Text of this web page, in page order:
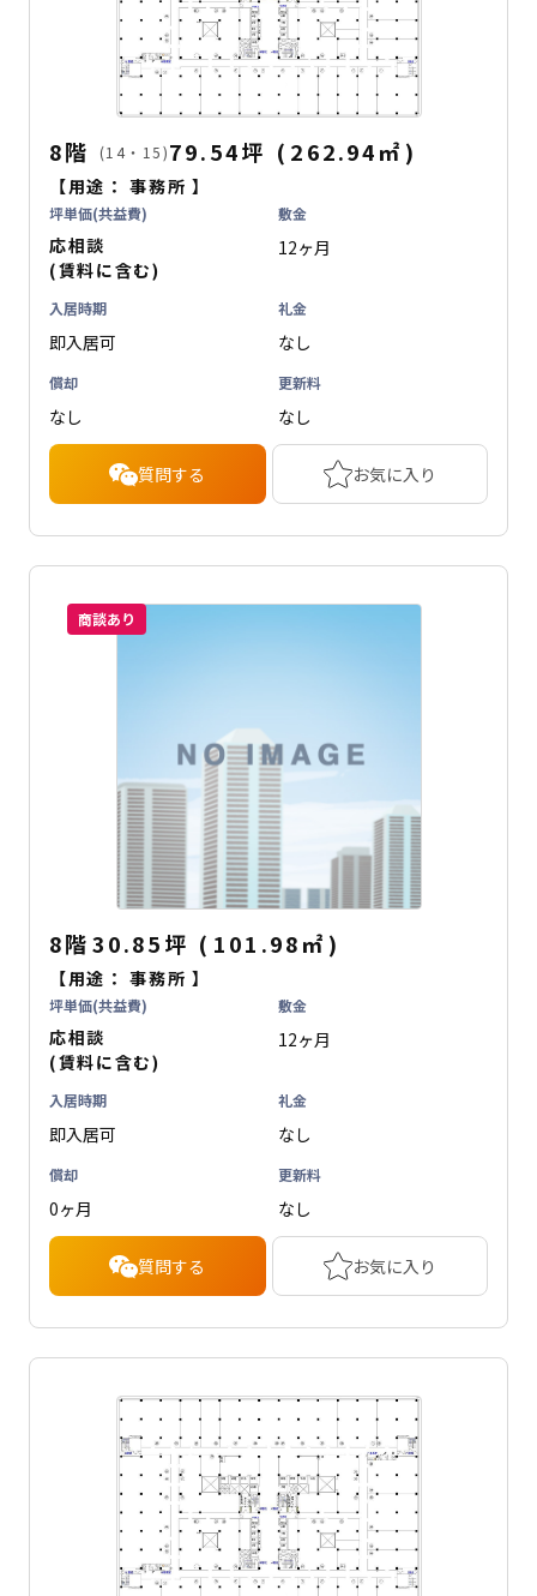
8階 (14・15)79.54坪 ( 262.94㎡ )
【用途：事務所 】
坪単価(共益費)
応相談
(賃料に含む)
敷金
12ヶ月
入居時期
即入居可
礼金
なし
償却
なし
更新料
なし
質問する お気に入り
商談あり
8階30.85坪 ( 101.98㎡ )
【用途：事務所 】
坪単価(共益費)
応相談
(賃料に含む)
敷金
12ヶ月
入居時期
即入居可
礼金
なし
償却
0ヶ月
更新料
なし
質問する お気に入り